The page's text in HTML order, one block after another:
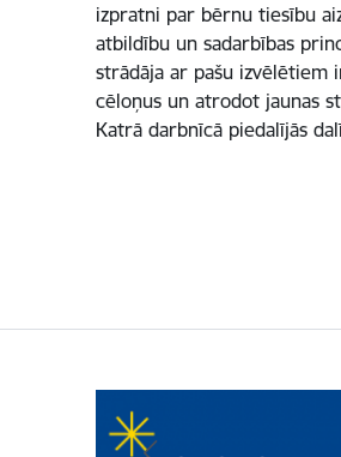
izpratni par bērnu tiesību
atbildību un sadarbības
strādāja ar pašu izvēlētiem
cēloņus un atrodot jaunas
Katrā darbnīcā piedalījās